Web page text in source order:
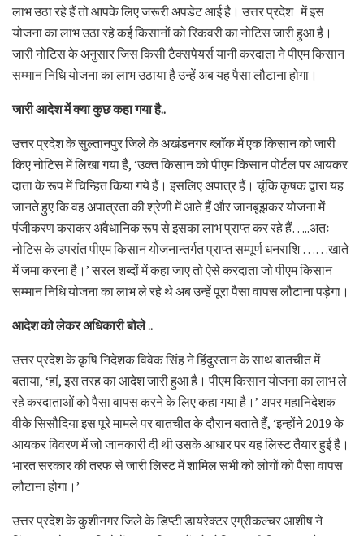
लाभ उठा रहे हैं तो आपके लिए जरूरी अपडेट आई है। उत्तर प्रदेश में इस
योजना का लाभ उठा रहे कई किसानों को रिकवरी का नोटिस जारी हुआ है।
जारी नोटिस के अनुसार जिस किसी टैक्सपेयर्स यानी करदाता ने पीएम किसान
सम्मान निधि योजना का लाभ उठाया है उन्हें अब यह पैसा लौटाना होगा।
जारी आदेश में क्या कुछ कहा गया है..
उत्तर प्रदेश के सुल्तानपुर जिले के अखंडनगर ब्लाॅक में एक किसान को जारी
किए नोटिस में लिखा गया है, ‘उक्त किसान को पीएम किसान पोर्टल पर आयकर
दाता के रूप में चिन्हित किया गये हैं। इसलिए अपात्र हैं। चूंकि कृषक द्वारा यह
जानते हुए कि वह अपात्रता की श्रेणी में आते हैं और जानबूझकर योजना में
पंजीकरण कराकर अवैधानिक रूप से इसका लाभ प्राप्त कर रहे हैं…..अतः
नोटिस के उपरांत पीएम किसान योजनान्तर्गत प्राप्त सम्पूर्ण धनराशि ……खाते
में जमा करना है।’ सरल शब्दों में कहा जाए तो ऐसे करदाता जो पीएम किसान
सम्मान निधि योजना का लाभ ले रहे थे अब उन्हें पूरा पैसा वापस लौटाना पड़ेगा।
आदेश को लेकर अधिकारी बोले ..
उत्तर प्रदेश के कृषि निदेशक विवेक सिंह ने हिंदुस्तान के साथ बातचीत में
बताया, ‘हां, इस तरह का आदेश जारी हुआ है। पीएम किसान योजना का लाभ ले
रहे करदाताओं को पैसा वापस करने के लिए कहा गया है।’ अपर महानिदेशक
वीके सिसौदिया इस पूरे मामले पर बातचीत के दौरान बताते हैं, ‘इन्होंने 2019 के
आयकर विवरण में जो जानकारी दी थी उसके आधार पर यह लिस्ट तैयार हुई है।
भारत सरकार की तरफ से जारी लिस्ट में शामिल सभी को लोगों को पैसा वापस
लौटाना होगा।’
उत्तर प्रदेश के कुशीनगर जिले के डिप्टी डायरेक्टर एग्रीकल्चर आशीष ने